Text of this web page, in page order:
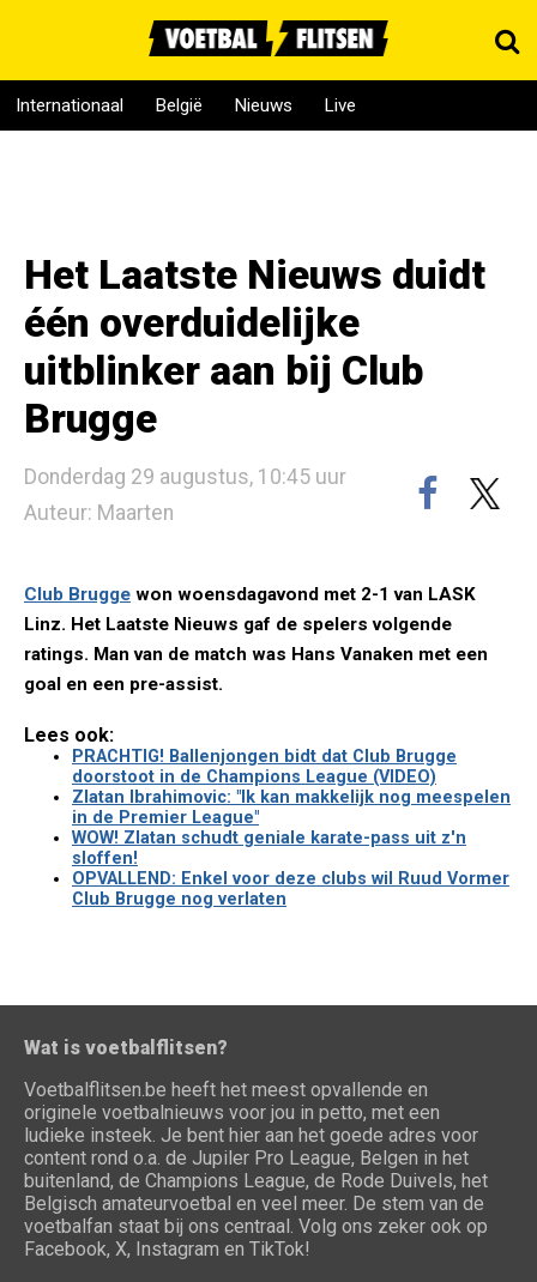
Internationaal België Nieuws Live
Het Laatste Nieuws duidt
één overduidelijke
uitblinker aan bij Club
Brugge
Donderdag 29 augustus, 10:45 uur
Auteur: Maarten
Club Brugge won woensdagavond met 2-1 van LASK
Linz. Het Laatste Nieuws gaf de spelers volgende
ratings. Man van de match was Hans Vanaken met een
goal en een pre-assist.
Lees ook:
PRACHTIG! Ballenjongen bidt dat Club Brugge
doorstoot in de Champions League (VIDEO)
Zlatan Ibrahimovic: "Ik kan makkelijk nog meespelen
in de Premier League"
WOW! Zlatan schudt geniale karate-pass uit z'n
sloffen!
OPVALLEND: Enkel voor deze clubs wil Ruud Vormer
Club Brugge nog verlaten
Wat is voetbalflitsen?
Voetbalflitsen.be heeft het meest opvallende en
originele voetbalnieuws voor jou in petto, met een
ludieke insteek. Je bent hier aan het goede adres voor
content rond o.a. de Jupiler Pro League, Belgen in het
buitenland, de Champions League, de Rode Duivels, het
Belgisch amateurvoetbal en veel meer. De stem van de
voetbalfan staat bij ons centraal. Volg ons zeker ook op
Facebook, X, Instagram en TikTok!